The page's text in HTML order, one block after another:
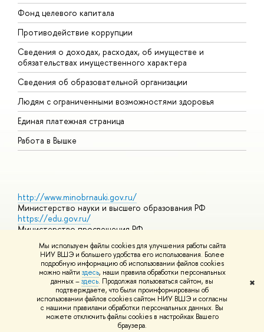
Мы используем файлы cookies для улучшения работы сайта
НИУ ВШЭ и большего удобства его использования. Более
подробную информацию об использовании файлов cookies
можно найти здесь, наши правила обработки персональных
данных –здесь. Продолжая пользоваться сайтом, вы
подтверждаете, что были проинформированы об
использовании файлов cookies сайтом НИУ ВШЭ и согласны
с нашими правилами обработки персональных данных. Вы
можете отключить файлы cookies в настройках Вашего
браузера.
✖
Фонд целевого капитала
Противодействие коррупции
Сведения о доходах, расходах, об имуществе и
обязательствах имущественного характера
Сведения об образовательной организации
Людям с ограниченными возможностями здоровья
Единая платежная страница
Работа в Вышке
http://www.minobrnauki.gov.ru/
Министерство науки и высшего образования РФ
https://edu.gov.ru/
Министерство просвещения РФ
https://elearning.hse.ru/mooc
Массовые открытые онлайн-курсы
© НИУ ВШЭ 1993–2026 Адреса и контактыУсловия
использования материалов Политика конфиденциальности
Шрифты HSE Sans и HSE Slab разработаны вШколе дизайна НИУ